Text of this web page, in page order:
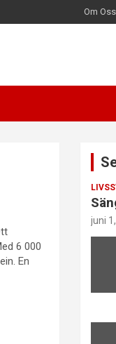
Om Oss
6 000
En
juni